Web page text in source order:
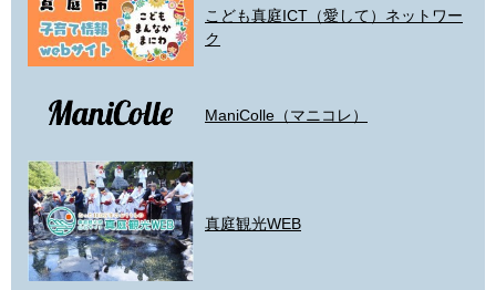
こども真庭ICT（愛して）ネットワー
ク
ManiColle（マニコレ）
真庭観光WEB